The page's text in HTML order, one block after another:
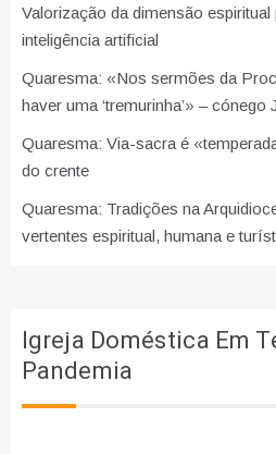
Valorização da dimensão
inteligência artificial
Quaresma: «Nos sermões da
haver uma ‘tremurinha’» – cónego
Quaresma: Via-sacra é
do crente
Quaresma: Tradições na
vertentes espiritual, humana e
Igreja Doméstica Em
Pandemia